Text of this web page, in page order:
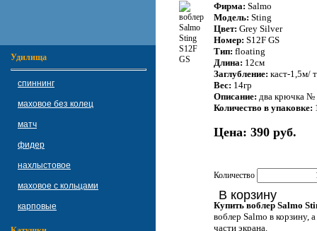
Удилища
спиннинг
маховое без колец
матч
фидер
нахлыстовое
маховое с кольцами
карповые
Фирма: Salmo
Модель: Sting
Цвет: Grey Silver
Номер: S12F GS
Тип: floating
Длина: 12см
Заглубление: каст-1,5м/
Вес: 14гр
Описание: два крючка №
Количество в упаковке:
Цена: 390 руб.
Количество
В корзину
Купить воблер Salmo
воблер Salmo в корзину,
части экрана.